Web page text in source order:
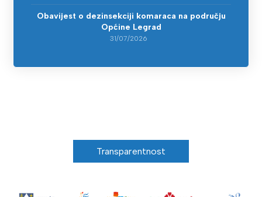
Obavijest o dezinsekciji komaraca na području
Općine Legrad
31/07/2026
Transparentnost